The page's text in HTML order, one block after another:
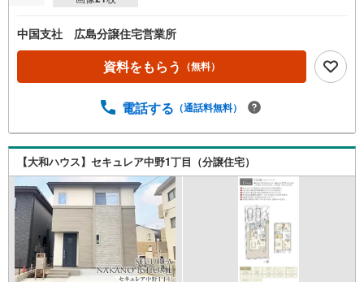
中国支社 広島分譲住宅営業所
資料をもらう （無料）
電話する （通話料無料）
【大和ハウス】セキュレア中野1丁目（分譲住宅）